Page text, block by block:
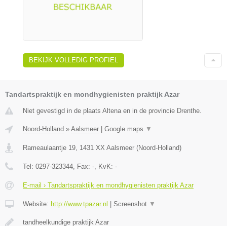
BEKIJK VOLLEDIG PROFIEL
Tandartspraktijk en mondhygienisten praktijk Azar
Niet gevestigd in de plaats Altena en in de provincie Drenthe.
Noord-Holland » Aalsmeer | Google maps ▼
Rameaulaantje 19 1431 XX Aalsmeer (Noord-Holland)
Tel: 0297-323344 , Fax: - , KvK: -
E-mail › Tandartspraktijk en mondhygienisten praktijk Azar
Website: http://www.tpazar.nl | Screenshot ▼
tandheelkundige praktijk Azar